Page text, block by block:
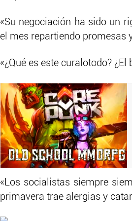
«Su negociación ha sido un
el mes repartiendo promesas
«¿Qué es este curalotodo?
«Los socialistas siempre
primavera trae alergias y